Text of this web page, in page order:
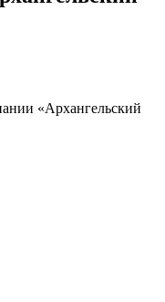
«Архангельский